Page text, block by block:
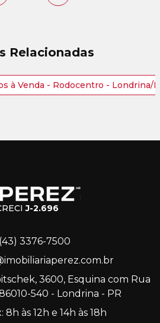
Relacionadas
à Venda - Rodocentro - Londrina/
J-2.696
(43) 3376-7500
3600, Esquina com Rua
540 - Londrina - PR
8h às 12h e 14h às 18h